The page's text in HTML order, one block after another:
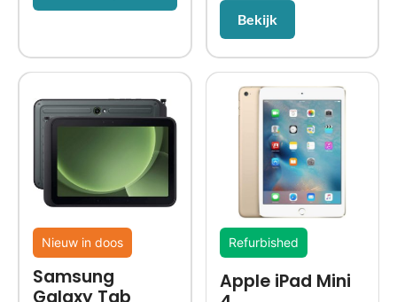
Bekijk
Nieuw in doos
Samsung
Refurbished
Apple iPad Mini